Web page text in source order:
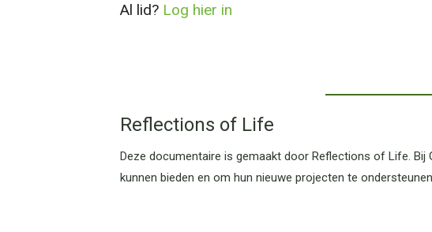
Al lid? Log hier in
Reflections of Life
Deze documentaire is gemaakt door Reflections of Life.
kunnen bieden en om hun nieuwe projecten te